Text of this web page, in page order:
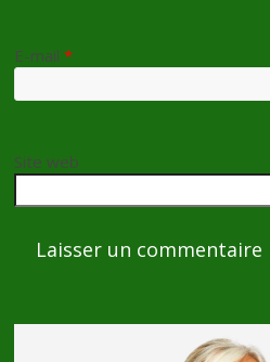
E-mail*
Site web